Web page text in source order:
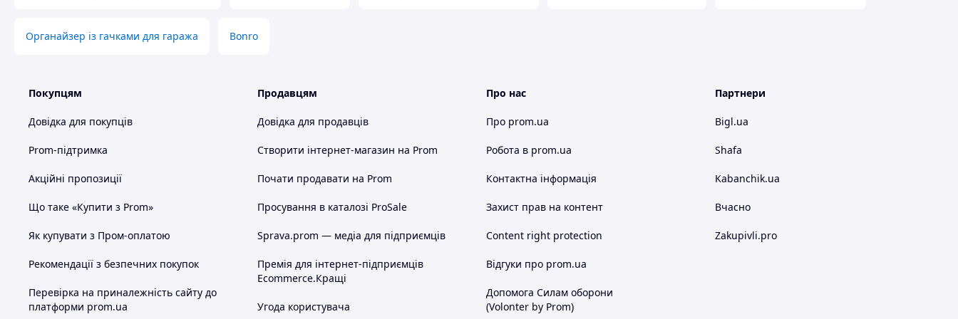
Кріпильні елементи
Органайзер із гачками для гаража Bonro
Покупцям
Довідка для покупців
Prom-підтримка
Акційні пропозиції
Що таке «Купити з Prom»
Як купувати з Пром-оплатою
Рекомендації з безпечних покупок
Перевірка на приналежність сайту до
платформи prom.ua
Продавцям
Довідка для продавців
Створити інтернет-магазин на Prom
Почати продавати на Prom
Просування в каталозі ProSale
Sprava.prom — медіа для підприємців
Премія для інтернет-підприємців
Ecommerce.Кращі
Угода користувача
Про нас
Про prom.ua
Робота в prom.ua
Контактна інформація
Захист прав на контент
Content right protection
Відгуки про prom.ua
Допомога Силам оборони
(Volonter by Prom)
Партнери
Bigl.ua
Shafa
Kabanchik.ua
Вчасно
Zakupivli.pro